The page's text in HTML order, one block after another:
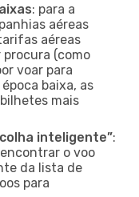
: para a
aéreas
aéreas
(como
voar para
baixa, as
mais
inteligente”:
o voo
da lista de
para